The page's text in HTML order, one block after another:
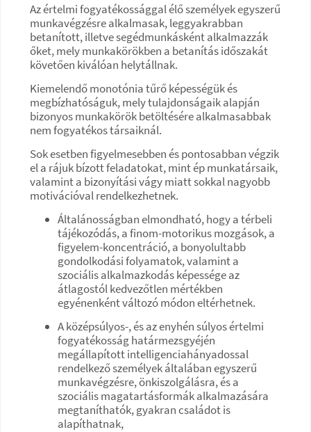
Az értelmi fogyatékossággal élő személyek egyszerű
munkavégzésre alkalmasak, leggyakrabban
betanított, illetve segédmunkásként alkalmazzák
őket, mely munkakörökben a betanítás időszakát
követően kiválóan helytállnak.
Kiemelendő monotónia tűrő képességük és
megbízhatóságuk, mely tulajdonságaik alapján
bizonyos munkakörök betöltésére alkalmasabbak
nem fogyatékos társaiknál.
Sok esetben figyelmesebben és pontosabban végzik
el a rájuk bízott feladatokat, mint ép munkatársaik,
valamint a bizonyítási vágy miatt sokkal nagyobb
motivációval rendelkezhetnek.
Általánosságban elmondható, hogy a térbeli
tájékozódás, a finom-motorikus mozgások, a
figyelem-koncentráció, a bonyolultabb
gondolkodási folyamatok, valamint a
szociális alkalmazkodás képessége az
átlagostól kedvezőtlen mértékben
egyénenként változó módon eltérhetnek.
A középsúlyos-, és az enyhén súlyos értelmi
fogyatékosság határmezsgyéjén
megállapított intelligenciahányadossal
rendelkező személyek általában egyszerű
munkavégzésre, önkiszolgálásra, és a
szociális magatartásformák alkalmazására
megtaníthatók, gyakran családot is
alapíthatnak,